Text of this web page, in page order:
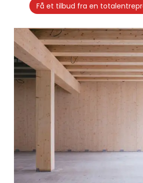
Få et tilbud fra en